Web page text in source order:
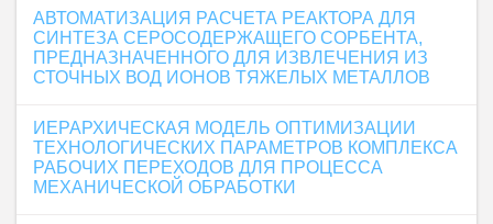
АВТОМАТИЗАЦИЯ РАСЧЕТА РЕАКТОРА ДЛЯ
СИНТЕЗА СЕРОСОДЕРЖАЩЕГО СОРБЕНТА,
ПРЕДНАЗНАЧЕННОГО ДЛЯ ИЗВЛЕЧЕНИЯ ИЗ
СТОЧНЫХ ВОД ИОНОВ ТЯЖЕЛЫХ МЕТАЛЛОВ
ИЕРАРХИЧЕСКАЯ МОДЕЛЬ ОПТИМИЗАЦИИ
ТЕХНОЛОГИЧЕСКИХ ПАРАМЕТРОВ КОМПЛЕКСА
РАБОЧИХ ПЕРЕХОДОВ ДЛЯ ПРОЦЕССА
МЕХАНИЧЕСКОЙ ОБРАБОТКИ